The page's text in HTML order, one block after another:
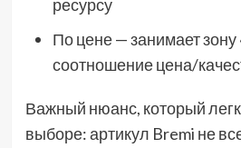
ресурсу
По цене — занимает
соотношение цена/
Важный нюанс, который
выборе: артикул Bremi не